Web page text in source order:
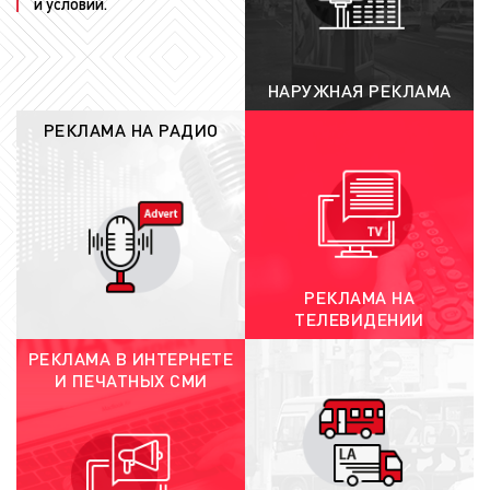
рекламный ролик в сетку телеканала и
выпускает рекламу в телеэфир. На сроки
размещения рекламы существенное
влияние оказывают степень готовности
рекламного материала, а также
соответствие техническим требованиям и
положениям законодательства РФ о
рекламе.
При соблюдении всех вышеуказанных
требований, рекламу на канале СТС Лав мы
сможем разместить за 1 рабочий день.
Целевая аудитория рекламы на «СТС
Love» в Орехово-Зуево
Телевидение является одним из самых популярных
и условий.
НАРУЖНАЯ РЕКЛАМА
РЕКЛАМА НА РАДИО
РЕКЛАМА НА
ТЕЛЕВИДЕНИИ
РЕКЛАМА В ИНТЕРНЕТЕ
И ПЕЧАТНЫХ СМИ